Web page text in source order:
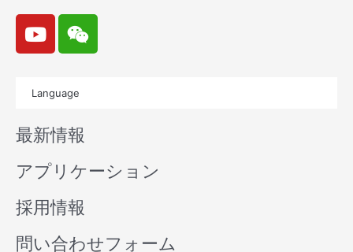
Y
o
u
b
e
W
e
i
n
Language
最新情報
アプリケーション
採用情報
問い合わせフォーム